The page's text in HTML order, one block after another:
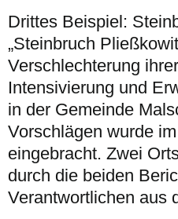
Drittes Beispiel:
„Steinbruch
Verschlechterung
Intensivierung und
in der Gemeinde
Vorschlägen wurde
eingebracht. Zwei
durch die beiden
Verantwortlichen aus